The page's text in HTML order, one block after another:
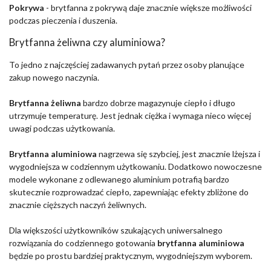
Pokrywa - brytfanna z pokrywą daje znacznie większe możliwości
podczas pieczenia i duszenia.
Brytfanna żeliwna czy aluminiowa?
To jedno z najczęściej zadawanych pytań przez osoby planujące
zakup nowego naczynia.
Brytfanna żeliwna bardzo dobrze magazynuje ciepło i długo
utrzymuje temperaturę. Jest jednak ciężka i wymaga nieco więcej
uwagi podczas użytkowania.
Brytfanna aluminiowa nagrzewa się szybciej, jest znacznie lżejsza i
wygodniejsza w codziennym użytkowaniu. Dodatkowo nowoczesne
modele wykonane z odlewanego aluminium potrafią bardzo
skutecznie rozprowadzać ciepło, zapewniając efekty zbliżone do
znacznie cięższych naczyń żeliwnych.
Dla większości użytkowników szukających uniwersalnego
rozwiązania do codziennego gotowania brytfanna aluminiowa
będzie po prostu bardziej praktycznym, wygodniejszym wyborem.